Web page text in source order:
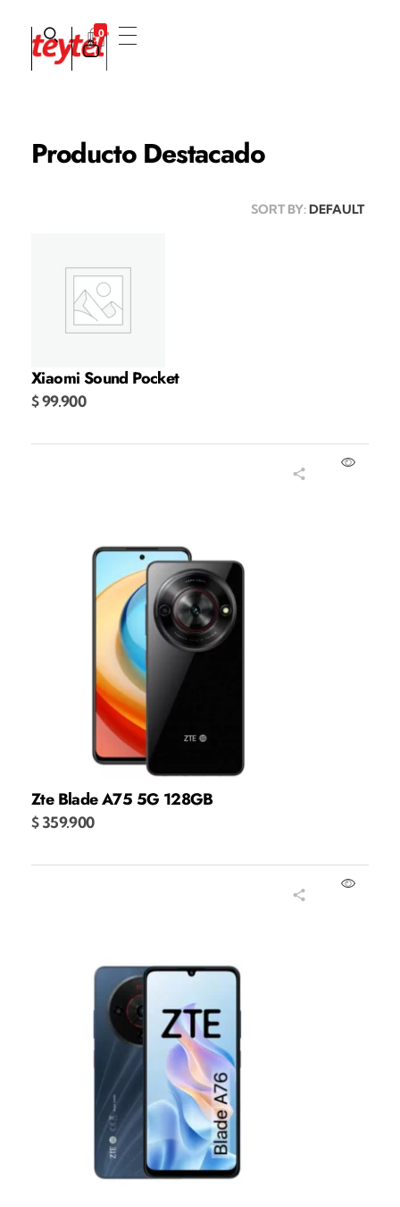
0
Producto Destacado
SORT BY:DEFAULT
Xiaomi Sound Pocket
$99.900
Zte Blade A75 5G 128GB
$359.900